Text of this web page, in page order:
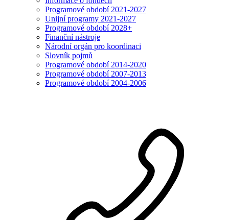
Programové období 2021-2027
Unijní programy 2021-2027
Programové období 2028+
Finanční nástroje
Národní orgán pro koordinaci
Slovník pojmů
Programové období 2014-2020
Programové období 2007-2013
Programové období 2004-2006